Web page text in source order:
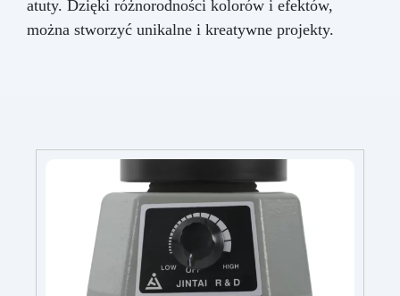
atuty. Dzięki różnorodności kolorów i efektów,
można stworzyć unikalne i kreatywne projekty.